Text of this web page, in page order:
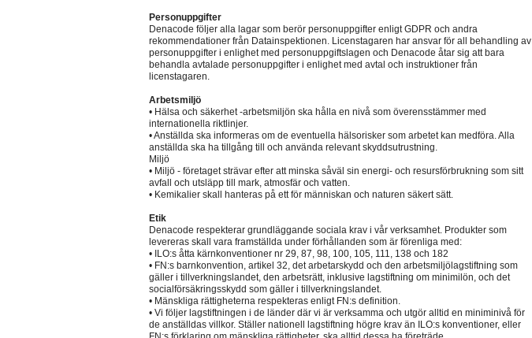
Personuppgifter
Denacode följer alla lagar som berör personuppgifter enligt GDPR och andra
rekommendationer från Datainspektionen. Licenstagaren har ansvar för all behandling av
personuppgifter i enlighet med personuppgiftslagen och Denacode åtar sig att bara
behandla avtalade personuppgifter i enlighet med avtal och instruktioner från
licenstagaren.
Arbetsmiljö
• Hälsa och säkerhet -arbetsmiljön ska hålla en nivå som överensstämmer med
internationella riktlinjer.
• Anställda ska informeras om de eventuella hälsorisker som arbetet kan medföra. Alla
anställda ska ha tillgång till och använda relevant skyddsutrustning.
Miljö
• Miljö - företaget strävar efter att minska såväl sin energi- och resursförbrukning som sitt
avfall och utsläpp till mark, atmosfär och vatten.
• Kemikalier skall hanteras på ett för människan och naturen säkert sätt.
Etik
Denacode respekterar grundläggande sociala krav i vår verksamhet. Produkter som
levereras skall vara framställda under förhållanden som är förenliga med:
• ILO:s åtta kärnkonventioner nr 29, 87, 98, 100, 105, 111, 138 och 182
• FN:s barnkonvention, artikel 32, det arbetarskydd och den arbetsmiljölagstiftning som
gäller i tillverkningslandet, den arbetsrätt, inklusive lagstiftning om minimilön, och det
socialförsäkringsskydd som gäller i tillverkningslandet.
• Mänskliga rättigheterna respekteras enligt FN:s definition.
• Vi följer lagstiftningen i de länder där vi är verksamma och utgör alltid en miniminivå för
de anställdas villkor. Ställer nationell lagstiftning högre krav än ILO:s konventioner, eller